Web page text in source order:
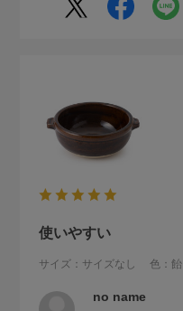
使いやすい
サイズ：サイズなし 色：飴
no name